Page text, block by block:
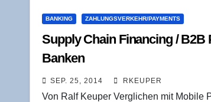
BANKING ZAHLUNGSVERKEHR/PAYMENTS
Sup­p­ly Chain Finan­cing /​ B2B
Banken
SEP. 25, 2014 RKEUPER
Von Ralf Keuper Verglichen mit Mobile